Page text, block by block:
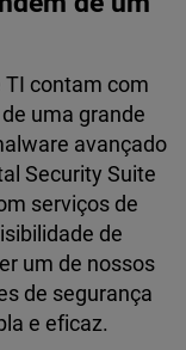
TI contam com
uma grande
avançado
Security Suite
serviços de
de
um de nossos
de segurança
e eficaz.